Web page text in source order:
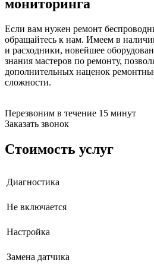
бензоножниц
бензорезов
бензорезов
беспроводных систем
беспроводных систем
бетоноломов
биноклей
блендеров
блоков автоматики
блоков диспетчеризации
блоков охлаждения
бойлеров
будильников
мониторинга
Если вам нужен ремонт
обращайтесь к нам. Имеем в
и расходники, новейшее
знания мастеров по ремонту,
дополнительных наценок
сложности.
Перезвоним в течение 15 минут
Заказать звонок
Стоимость услуг
Диагностика
Не включается
Настройка
Замена датчика